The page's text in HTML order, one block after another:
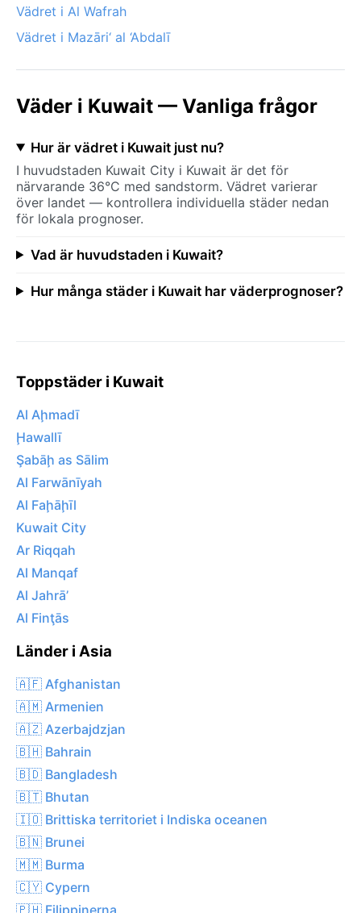
Vädret i Al Wafrah
Vädret i Mazāri‘ al ‘Abdalī
Väder i Kuwait — Vanliga frågor
Hur är vädret i Kuwait just nu?
I huvudstaden Kuwait City i Kuwait är det för
närvarande 36°C med sandstorm. Vädret varierar
över landet — kontrollera individuella städer nedan
för lokala prognoser.
Vad är huvudstaden i Kuwait?
Hur många städer i Kuwait har väderprognoser?
Toppstäder i Kuwait
Al Aḩmadī
Ḩawallī
Şabāḩ as Sālim
Al Farwānīyah
Al Faḩāḩīl
Kuwait City
Ar Riqqah
Al Manqaf
Al Jahrā’
Al Finţās
Länder i Asia
🇦🇫 Afghanistan
🇦🇲 Armenien
🇦🇿 Azerbajdzjan
🇧🇭 Bahrain
🇧🇩 Bangladesh
🇧🇹 Bhutan
🇮🇴 Brittiska territoriet i Indiska oceanen
🇧🇳 Brunei
🇲🇲 Burma
🇨🇾 Cypern
🇵🇭 Filippinerna